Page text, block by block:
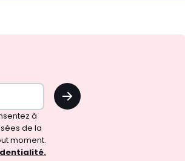
OK
à
de la
moment.